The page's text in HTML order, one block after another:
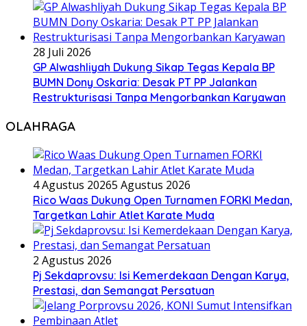
28 Juli 2026
GP Alwashliyah Dukung Sikap Tegas Kepala BP
BUMN Dony Oskaria: Desak PT PP Jalankan
Restrukturisasi Tanpa Mengorbankan Karyawan
OLAHRAGA
4 Agustus 20265 Agustus 2026
Rico Waas Dukung Open Turnamen FORKI Medan,
Targetkan Lahir Atlet Karate Muda
2 Agustus 2026
Pj Sekdaprovsu: Isi Kemerdekaan Dengan Karya,
Prestasi, dan Semangat Persatuan